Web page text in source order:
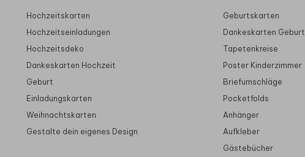
Hochzeitskarten
Hochzeitseinladungen
Hochzeitsdeko
Dankeskarten Hochzeit
Geburt
Einladungskarten
Weihnachtskarten
Gestalte dein eigenes Design
Geburtskarten
Dankeskarten Geburt
Tapetenkreise
Poster Kinderzimmer
Briefumschläge
Pocketfolds
Anhänger
Aufkleber
Gästebücher